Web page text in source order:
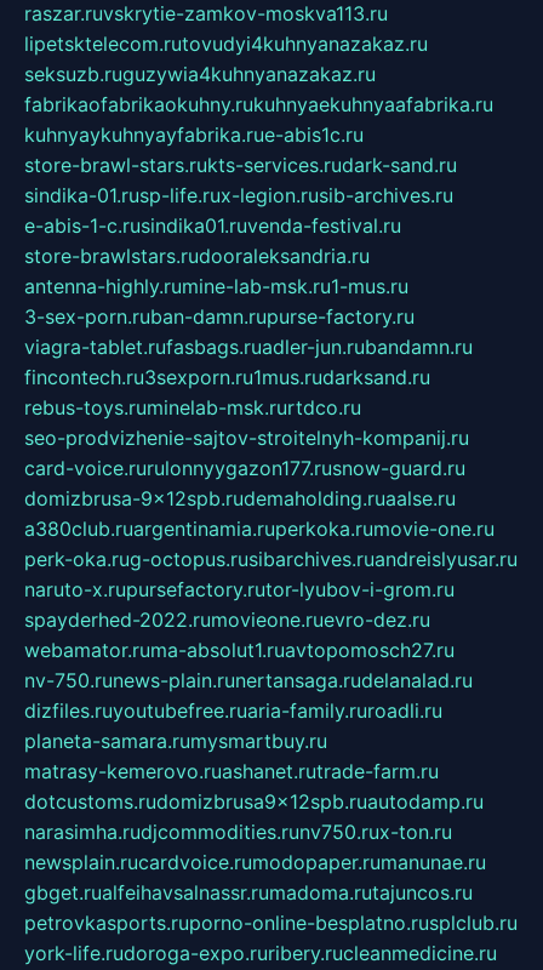
raszar.ruvskrytie-zamkov-moskva113.ru
lipetsktelecom.rutovudyi4kuhnyanazakaz.ru
seksuzb.ruguzywia4kuhnyanazakaz.ru
fabrikaofabrikaokuhny.rukuhnyaekuhnyaafabrika.ru
kuhnyaykuhnyayfabrika.rue-abis1c.ru
store-brawl-stars.rukts-services.rudark-sand.ru
sindika-01.rusp-life.rux-legion.rusib-archives.ru
e-abis-1-c.rusindika01.ruvenda-festival.ru
store-brawlstars.rudooraleksandria.ru
antenna-highly.rumine-lab-msk.ru1-mus.ru
3-sex-porn.ruban-damn.rupurse-factory.ru
viagra-tablet.rufasbags.ruadler-jun.rubandamn.ru
fincontech.ru3sexporn.ru1mus.rudarksand.ru
rebus-toys.ruminelab-msk.rurtdco.ru
seo-prodvizhenie-sajtov-stroitelnyh-kompanij.ru
card-voice.rurulonnyygazon177.rusnow-guard.ru
domizbrusa-9x12spb.rudemaholding.ruaalse.ru
a380club.ruargentinamia.ruperkoka.rumovie-one.ru
perk-oka.rug-octopus.rusibarchives.ruandreislyusar.ru
naruto-x.rupursefactory.rutor-lyubov-i-grom.ru
spayderhed-2022.rumovieone.ruevro-dez.ru
webamator.ruma-absolut1.ruavtopomosch27.ru
nv-750.runews-plain.runertansaga.rudelanalad.ru
dizfiles.ruyoutubefree.ruaria-family.ruroadli.ru
planeta-samara.rumysmartbuy.ru
matrasy-kemerovo.ruashanet.rutrade-farm.ru
dotcustoms.rudomizbrusa9x12spb.ruautodamp.ru
narasimha.rudjcommodities.runv750.rux-ton.ru
newsplain.rucardvoice.rumodopaper.rumanunae.ru
gbget.rualfeihavsalnassr.rumadoma.rutajuncos.ru
petrovkasports.ruporno-online-besplatno.rusplclub.ru
york-life.rudoroga-expo.ruribery.rucleanmedicine.ru